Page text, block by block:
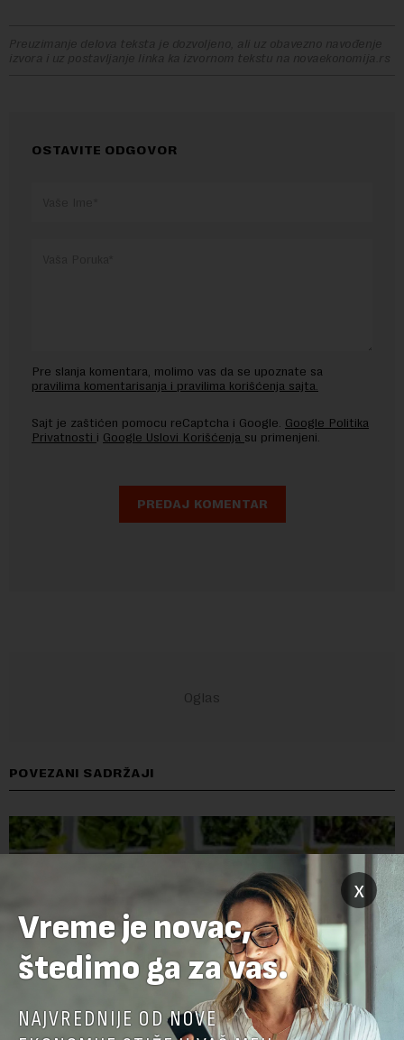
Preuzimanje delova teksta je dozvoljeno, ali uz obavezno navođenje
izvora i uz postavljanje linka ka izvornom tekstu na novaekonomija.rs
OSTAVITE ODGOVOR
Pre slanja komentara, molimo vas da se upoznate sa
pravilima komentarisanja i pravilima korišćenja sajta.
Sajt je zaštićen pomocu reCaptcha i Google. Google Politika
Privatnosti i Google Uslovi Korišćenja su primenjeni.
POVEZANI SADRŽAJI
x
Vreme je novac,
štedimo ga za vas.
NAJVREDNIJE OD NOVE